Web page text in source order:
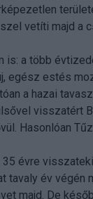
vetíti majd a
is: a több
egész estés
a hazai
visszatért
Hasonlóan
évre
tavaly év végén
majd. De